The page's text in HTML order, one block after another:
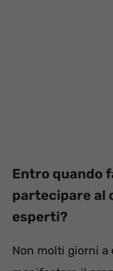
Entro quando
partecipare al
esperti?
Non molti giorni a